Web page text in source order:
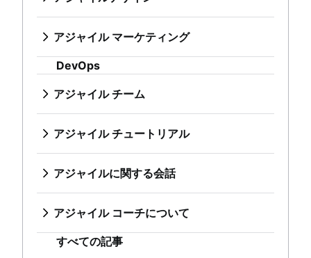
プロジェクトの依存関係
タスク管理ダッシュボード
ファスト トラッキング
製品管理とプロジェクト管理
締め切り管理
プロジェクト管理スキル
無料のプロジェクト管理ソフトウェア
継続的改善のプロセス
Project management AI agents
What is a PMO?
Adaptive project management
技術的負債
インシデント対応
継続的インテグレーション
ソフトウェア開発ライフ サイクル
バグのトリアージ
マーケティング オペレーション
迅速にリリースできるチーム
Agilent のアジャイル ジャーニー
Jira Advanced Roadmaps
Twitter による Jira の使用方法
アジャイル チュートリアル
Jira チュートリアル
Jira を使用したスクラム
Jira を使用したカンバン
Jira のエピック
Jira でのアジャイル ボードの作成
Jira を使用したスプリント
Jira を使用したバージョン
Jira での課題
Jira でサブタスクを自動作成
Jira での課題の自動割り当て
Jira でエピックとストーリーを同期
アジャイルに関する会話
Jira を使用したアジャイルな会話
マーケティングのアジリティ
アジャイル コーチについて
アジャイル コーチ チーム
ワークフロー事例
プロジェクト ロードマップを作成する
スプリント計画用ツール
プロジェクト タイムライン ソフトウェ
ア
タスクの自動化
グの比較
ワークフロー管理ツール
タスク管理ダッシュボード
スプリント期間
ファスト トラッキング
Scaled Agile Framework
アジャイル Spotify モデル
アジャイルな鉄のトライアングル
改善のカタ
大規模アジャイル上級編
開発マネージャーとスクラム マスター
ブランチ戦略
Git でブランチを作成
コード レビュー
ソフトウェア リリース
アジャイル テスト
インシデント対応
継続的インテグレーション
ソフトウェア開発ライフ サイクル
バグのトリアージ
Adaptive software development
アジャイル デザインとは
デザイン プロセス
協同で行うデザイン作業
Design sprint
アジャイル マーケティング
アジャイル マーケティングとは
マーケティング プロジェクト マネージ
ャー
アジャイル マーケティング チーム
マーケティング オペレーション
DevOps
アジャイル チーム
アジャイル チームとは
リモート チーム
Agilent のアジャイル ジャーニー
Jira Advanced Roadmaps
Twitter による Jira の使用方法
アジャイル チュートリアル
Jira チュートリアル
Jira と Confluence を使用したスプリ
ントの改善
Jira を使用した高度なスクラム
Jira を使用したカンバン
Jira のエピック
アジャイルに関する会話
Jira を使用したアジャイルな会話
マーケティングのアジリティ
大きく考えて、小さく作業
アジャイル コーチについて
アジャイル コーチ チーム
すべての記事